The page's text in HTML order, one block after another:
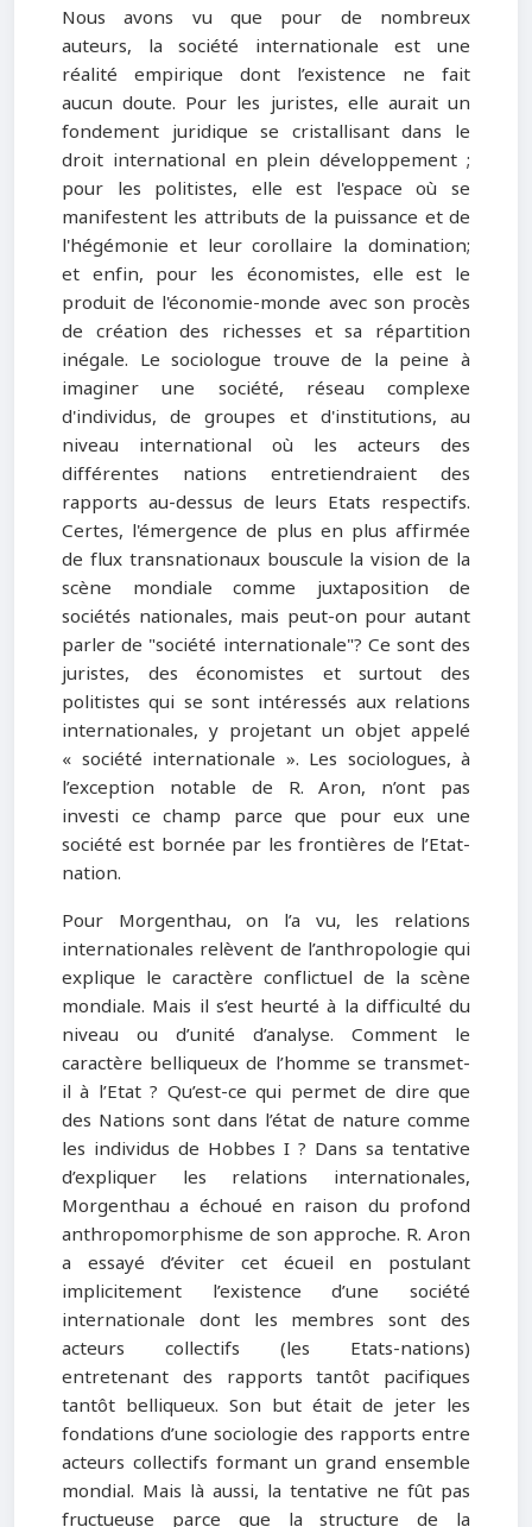
Nous avons vu que pour de nombreux
auteurs, la société internationale est une
réalité empirique dont l’existence ne fait
aucun doute. Pour les juristes, elle aurait un
fondement juridique se cristallisant dans le
droit international en plein développement ;
pour les politistes, elle est l'espace où se
manifestent les attributs de la puissance et de
l'hégémonie et leur corollaire la domination;
et enfin, pour les économistes, elle est le
produit de l'économie-monde avec son procès
de création des richesses et sa répartition
inégale. Le sociologue trouve de la peine à
imaginer une société, réseau complexe
d'individus, de groupes et d'institutions, au
niveau international où les acteurs des
différentes nations entretiendraient des
rapports au-dessus de leurs Etats respectifs.
Certes, l'émergence de plus en plus affirmée
de flux transnationaux bouscule la vision de la
scène mondiale comme juxtaposition de
sociétés nationales, mais peut-on pour autant
parler de "société internationale"? Ce sont des
juristes, des économistes et surtout des
politistes qui se sont intéressés aux relations
internationales, y projetant un objet appelé
« société internationale ». Les sociologues, à
l’exception notable de R. Aron, n’ont pas
investi ce champ parce que pour eux une
société est bornée par les frontières de l’Etat-
nation.
Pour Morgenthau, on l’a vu, les relations
internationales relèvent de l’anthropologie qui
explique le caractère conflictuel de la scène
mondiale. Mais il s’est heurté à la difficulté du
niveau ou d’unité d’analyse. Comment le
caractère belliqueux de l’homme se transmet-
il à l’Etat ? Qu’est-ce qui permet de dire que
des Nations sont dans l’état de nature comme
les individus de Hobbes I ? Dans sa tentative
d’expliquer les relations internationales,
Morgenthau a échoué en raison du profond
anthropomorphisme de son approche. R. Aron
a essayé d’éviter cet écueil en postulant
implicitement l’existence d’une société
internationale dont les membres sont des
acteurs collectifs (les Etats-nations)
entretenant des rapports tantôt pacifiques
tantôt belliqueux. Son but était de jeter les
fondations d’une sociologie des rapports entre
acteurs collectifs formant un grand ensemble
mondial. Mais là aussi, la tentative ne fût pas
fructueuse parce que la structure de la